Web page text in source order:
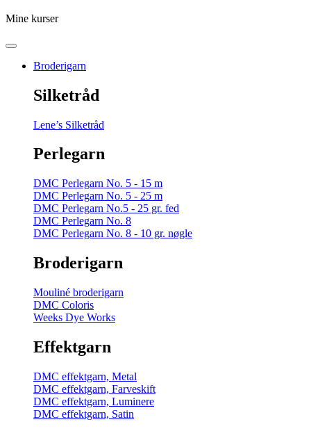
Mine kurser
Broderigarn
Silketråd
Lene’s Silketråd
Perlegarn
DMC Perlegarn No. 5 - 15 m
DMC Perlegarn No. 5 - 25 m
DMC Perlegarn No.5 - 25 gr. fed
DMC Perlegarn No. 8
DMC Perlegarn No. 8 - 10 gr. nøgle
Broderigarn
Mouliné broderigarn
DMC Coloris
Weeks Dye Works
Effektgarn
DMC effektgarn, Metal
DMC effektgarn, Farveskift
DMC effektgarn, Luminere
DMC effektgarn, Satin